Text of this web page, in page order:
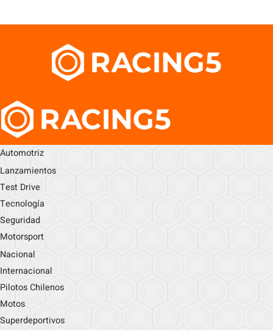
Automotriz
Lanzamientos
Test Drive
Tecnología
Seguridad
Motorsport
Nacional
Internacional
Pilotos Chilenos
Motos
Superdeportivos